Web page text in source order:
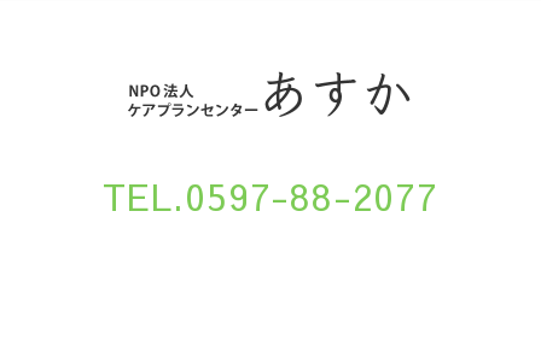
TEL.0597-88-2077